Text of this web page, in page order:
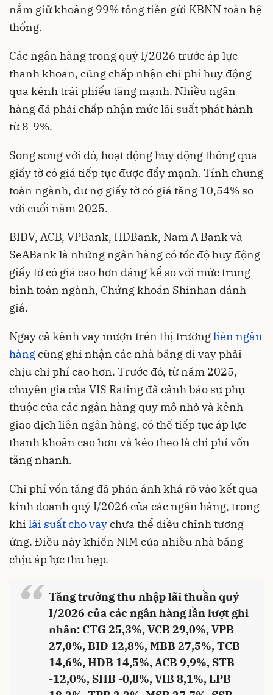
nắm giữ khoảng 99% tổng tiền gửi KBNN toàn hệ
thống.
Các ngân hàng trong quý I/2026 trước áp lực
thanh khoản, cũng chấp nhận chi phí huy động
qua kênh trái phiếu tăng mạnh. Nhiều ngân
hàng đã phải chấp nhận mức lãi suất phát hành
từ 8-9%.
Song song với đó, hoạt động huy động thông qua
giấy tờ có giá tiếp tục được đẩy mạnh. Tính chung
toàn ngành, dư nợ giấy tờ có giá tăng 10,54% so
với cuối năm 2025.
BIDV, ACB, VPBank, HDBank, Nam A Bank và
SeABank là những ngân hàng có tốc độ huy động
giấy tờ có giá cao hơn đáng kể so với mức trung
bình toàn ngành, Chứng khoán Shinhan đánh
giá.
Ngay cả kênh vay mượn trên thị trườngliên ngân
hàngcũng ghi nhận các nhà băng đi vay phải
chịu chi phí cao hơn. Trước đó, từ năm 2025,
chuyên gia của VIS Rating đã cảnh báo sự phụ
thuộc của các ngân hàng quy mô nhỏ và kênh
giao dịch liên ngân hàng, có thể tiếp tục áp lực
thanh khoản cao hơn và kéo theo là chi phí vốn
tăng nhanh.
Chi phí vốn tăng đã phản ánh khá rõ vào kết quả
kinh doanh quý I/2026 của các ngân hàng, trong
khi lãi suất cho vaychưa thể điều chỉnh tương
ứng. Điều này khiến NIM của nhiều nhà băng
chịu áp lực thu hẹp.
“ Tăng trưởng thu nhập lãi thuần quý
I/2026 của các ngân hàng lần lượt ghi
nhân: CTG 25,3%, VCB 29,0%, VPB
27,0%, BID 12,8%, MBB 27,5%, TCB
14,6%, HDB 14,5%, ACB 9,9%, STB
-12,0%, SHB -0,8%, VIB 8,1%, LPB